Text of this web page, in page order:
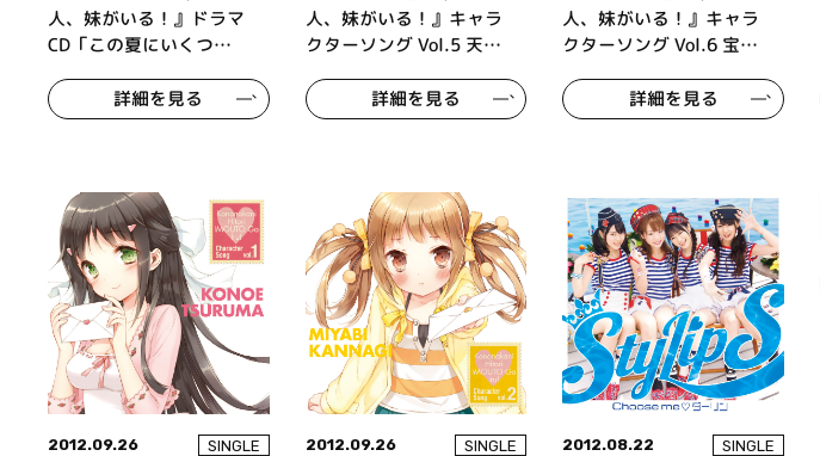
人、妹がいる！』ドラマ
CD「この夏にいくつ
詳細を見る
人、妹がいる！』キャラ
クターソング Vol.5 天導
詳細を見る
人、妹がいる！』キャラ
クターソング Vol.6 宝生
詳細を見る
2012.09.26 SINGLE 2012.09.26 SINGLE 2012.08.22 SINGLE